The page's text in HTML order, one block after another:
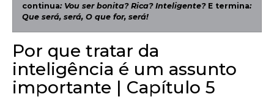
continua: Vou ser bonita? Rica? Inteligente? E termina:
Que será, será, O que for, será!
Por que tratar da
inteligência é um assunto
importante | Capítulo 5